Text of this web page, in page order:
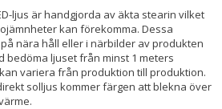
ljus är handgjorda av äkta stearin vilket
kan förekomma. Dessa
nära håll eller i närbilder av produkten
bedöma ljuset från minst 1 meters
variera från produktion till produktion.
solljus kommer färgen att blekna över